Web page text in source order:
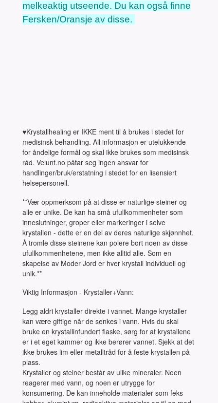
melkeaktig utseende. Du kan også finne
Fersken/Oransje av disse.
♥Krystallhealing er IKKE ment til å brukes i stedet for
medisinsk behandling. All informasjon er utelukkende
for åndelige formål og skal ikke brukes som medisinsk
råd. Velunt.no påtar seg ingen ansvar for
handlinger/bruk/erstatning i stedet for en lisensiert
helsepersonell.
**Vær oppmerksom på at disse er naturlige steiner og
alle er unike. De kan ha små ufullkommenheter som
inneslutninger, groper eller markeringer i selve
krystallen - dette er en del av deres naturlige skjønnhet.
Å tromle disse steinene kan polere bort noen av disse
ufullkommenhetene, men ikke alltid alle. Som en
skapelse av Moder Jord er hver krystall individuell og
unik.**
Viktig Informasjon - Krystaller+Vann:
Legg aldri krystaller direkte i vannet. Mange krystaller
kan være giftige når de senkes i vann. Hvis du skal
bruke en krystallinfundert flaske, sørg for at krystallene
er i et eget kammer og ikke berører vannet. Sjekk at det
ikke brukes lim eller metalltråd for å feste krystallen på
plass.
Krystaller og steiner består av ulike mineraler. Noen
reagerer med vann, og noen er utrygge for
konsumering. De kan inneholde materialer som feks